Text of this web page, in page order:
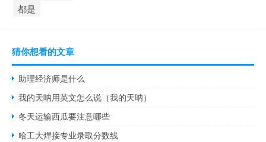
都是
猜你想看的文章
助理经济师是什么
我的天呐用英文怎么说（我的天呐）
冬天运输西瓜要注意哪些
哈工大焊接专业录取分数线